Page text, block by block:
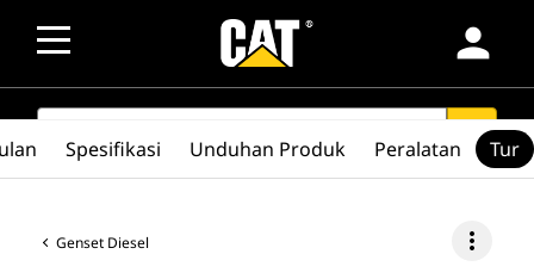
person
SEARCH search
Genset Diesel more_vert
Spesifikasi Unduhan Produk Peralatan Tur